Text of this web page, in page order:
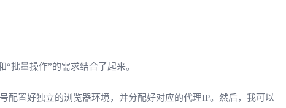
批量操作”的需求结合了起来。
置好独立的浏览器环境，并分配好对应的代理IP。然后，我可以